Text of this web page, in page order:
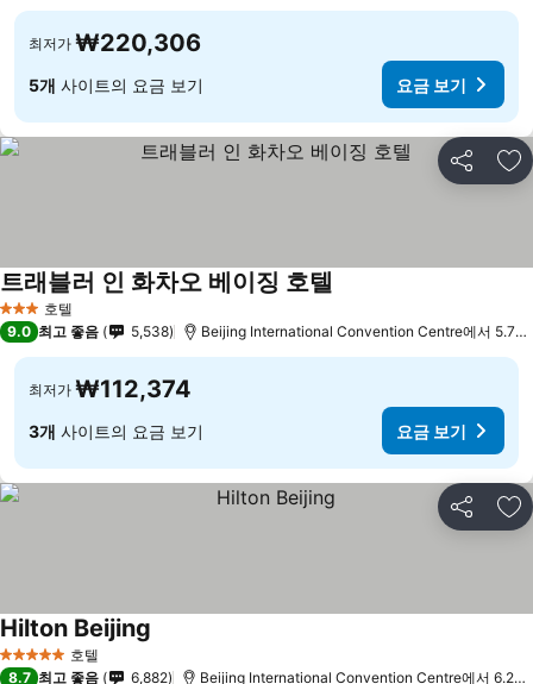
최저가 ₩220,306
5개 사이트의 요금 보기 요금 보기
공유 즐
3 성급 호텔
트래블러 인 화차오 베이징 호텔
9.0 최고 좋음 5,538 Beijing International Convention Centre에서
최저가 ₩112,374
3개 사이트의 요금 보기 요금 보기
공유 즐
5 성급 호텔
Hilton Beijing
8.7 최고 좋음 6,882 Beijing International Convention Centre에서 6.2km